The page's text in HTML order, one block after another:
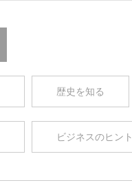
歴史を知る
ビジネスのヒント